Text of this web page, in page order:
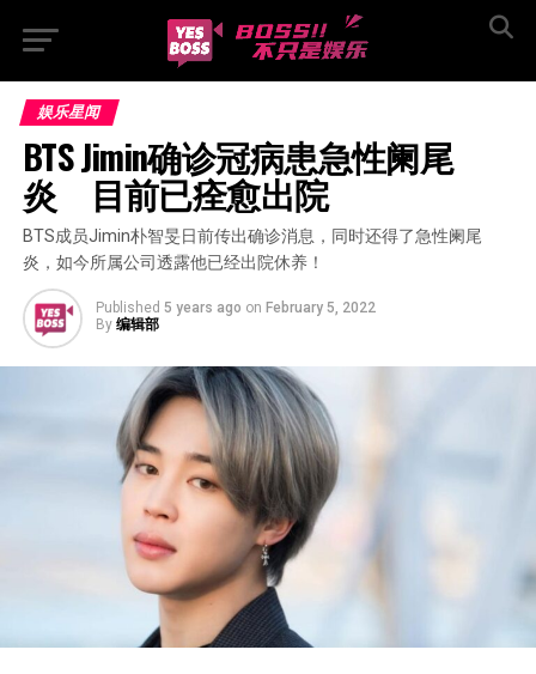
娱乐星闻
BTS Jimin确诊冠病患急性阑尾
炎　目前已痊愈出院
BTS成员Jimin朴智旻日前传出确诊消息，同时还得了急性阑尾
炎，如今所属公司透露他已经出院休养！
Published 5 years ago on February 5, 2022
By 编辑部